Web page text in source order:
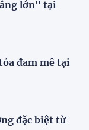
của ĐT Việt